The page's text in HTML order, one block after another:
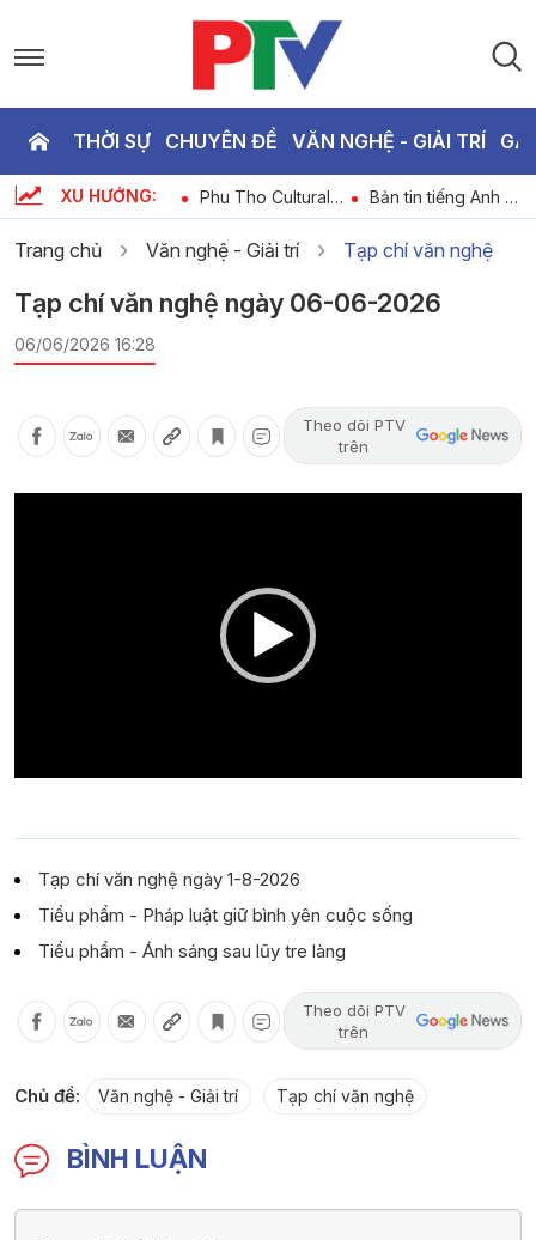
THỜI SỰ CHUYÊN ĐỀ VĂN NGHỆ - GIẢI TRÍ
XU HƯỚNG:
Đẩy mạnh thực
hiện các biện pháp
rừng nguyên sinh
Phu Tho Cultural
Express - Ancient
marks of Trieu Phu
hamlet
Bản tin tiếng Anh -
Phu Tho News
ngày 06-08-2026
Trang chủ Văn nghệ - Giải trí Tạp chí văn nghệ
Tạp chí văn nghệ ngày 06-06-2026
06/06/2026 16:28
Theo dõi PTV
trên
Tạp chí văn nghệ ngày 1-8-2026
Tiểu phẩm - Pháp luật giữ bình yên cuộc sống
Tiểu phẩm - Ánh sáng sau lũy tre làng
Theo dõi PTV
trên
Chủ đề: Văn nghệ - Giải trí Tạp chí văn nghệ
BÌNH LUẬN